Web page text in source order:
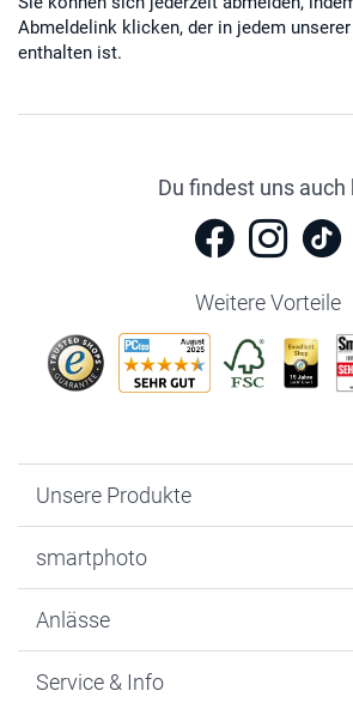
Abmeldelink klicken, der in jedem
enthalten ist.
Du findest uns auch
Weitere Vorteile
Unsere Produkte
Fotogeschenke
MyNameBook
Fotoabzüge, Fotos als Buch & Poster
smartphoto
Warum smartphoto
Datenschutz
Anlässe
Neujahr
Service & Info